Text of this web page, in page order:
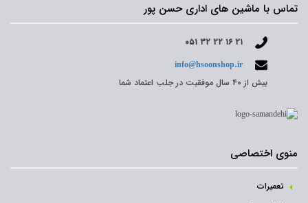
تماس با ماشین های اداری حسن پور
۰۵۱ ۳۲ ۲۲ ۱۶ ۲۱
info@hsoonshop.ir
بیش از ۴۰ سال موفقیت در جلب اعتماد شما
منوی اختصاصی
تعمیرات